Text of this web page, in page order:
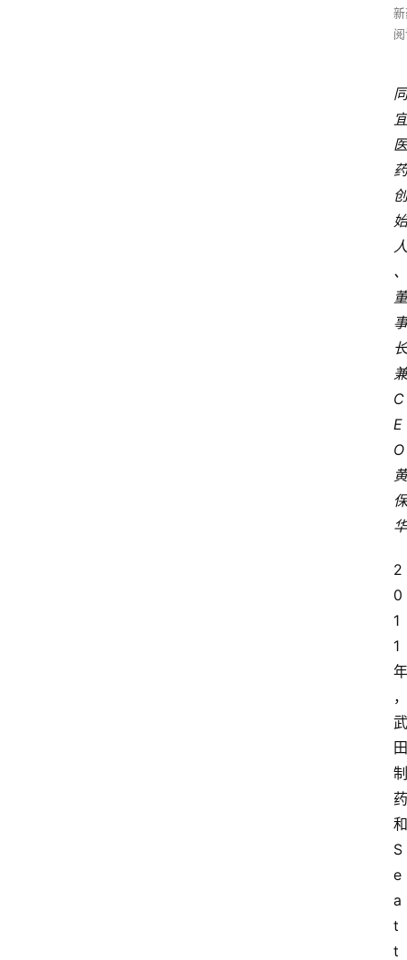
同
宜
医
药
创
始
人
、
董
事
长
兼
C
E
O
黄
保
华
2
0
1
1
年
，
武
田
制
药
和
S
e
a
t
t